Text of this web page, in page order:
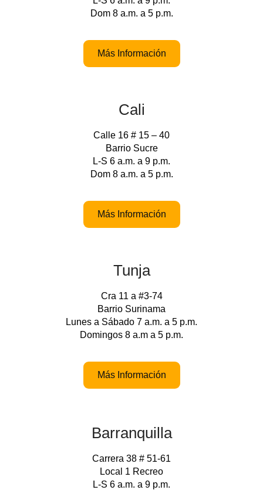
Dom 8 a.m. a 5 p.m.
Más Información
Cali
Calle 16 # 15 – 40
Barrio Sucre
L-S 6 a.m. a 9 p.m.
Dom 8 a.m. a 5 p.m.
Más Información
Tunja
Cra 11 a #3-74
Barrio Surinama
Lunes a Sábado 7 a.m. a 5 p.m.
Domingos 8 a.m a 5 p.m.
Más Información
Barranquilla
Carrera 38 # 51-61
Local 1 Recreo
L-S 6 a.m. a 9 p.m.